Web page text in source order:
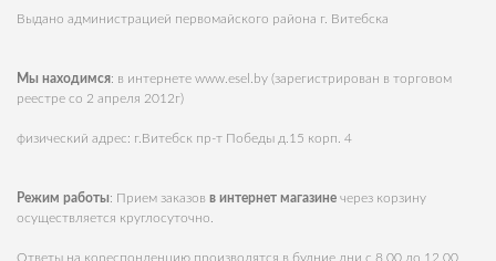
Выдано администрацией первомайского района г. Витебска
Мы находимся: в интернете www.esel.by (зарегистрирован в торговом
реестре со 2 апреля 2012г)
физический адрес: г.Витебск пр-т Победы д.15 корп. 4
Режим работы: Прием заказов в интернет магазине через корзину
осуществляется круглосуточно.
Ответы на кореспонденцию производятся в будние дни с 8.00 до 12.00